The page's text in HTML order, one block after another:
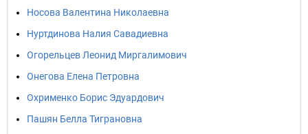
Носова Валентина Николаевна
Нуртдинова Налия Савадиевна
Огорельцев Леонид Миргалимович
Онегова Елена Петровна
Охрименко Борис Эдуардович
Пашян Белла Тиграновна